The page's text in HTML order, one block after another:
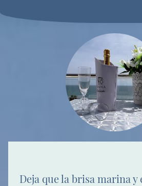
Deja que la brisa marina y